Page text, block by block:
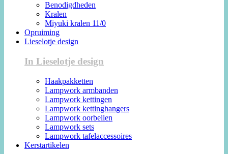
Benodigdheden
Kralen
Miyuki kralen 11/0
Opruiming
Lieselotje design
In Lieselotje design
Haakpakketten
Lampwork armbanden
Lampwork kettingen
Lampwork kettinghangers
Lampwork oorbellen
Lampwork sets
Lampwork tafelaccessoires
Kerstartikelen